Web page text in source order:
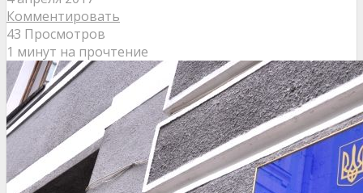
Комментировать
43 Просмотров
1 минут на прочтение